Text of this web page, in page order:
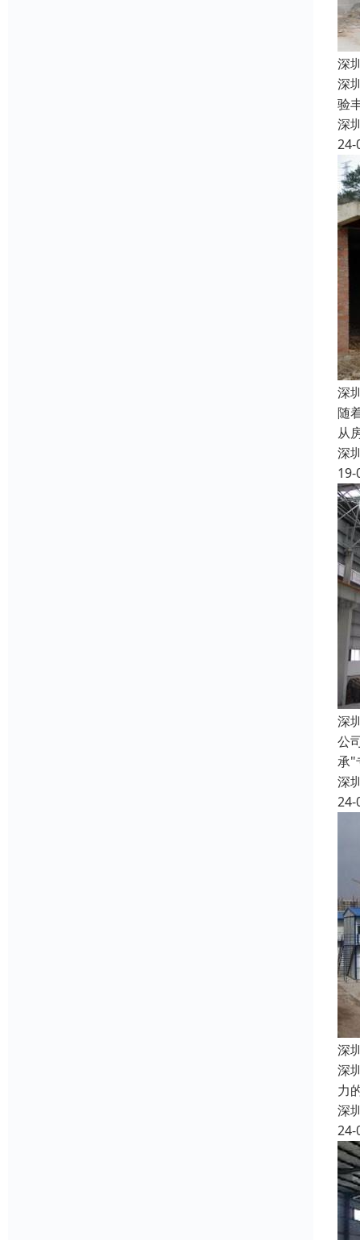
深
深
验
深
24-
深
随
从
深
19-
深
公
承"
深
24-
深
深
力
深
24-